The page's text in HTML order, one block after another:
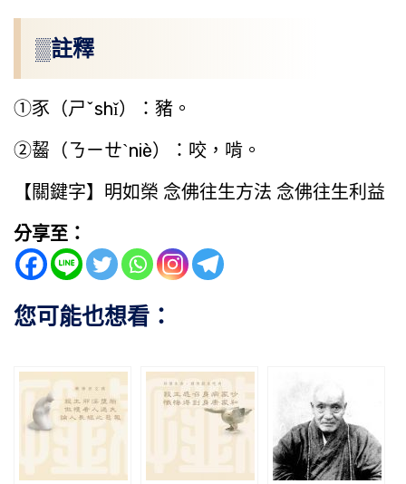
▒註釋
①豕（ㄕˇshǐ）：豬。
②齧（ㄋㄧㄝˋniè）：咬，啃。
【關鍵字】明如榮 念佛往生方法 念佛往生利益
分享至：
您可能也想看：